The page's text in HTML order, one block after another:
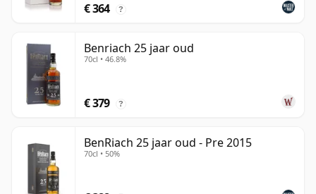
€ 364 ?
Benriach 25 jaar oud
70cl • 46.8%
€ 379 ?
BenRiach 25 jaar oud - Pre 2015
70cl • 50%